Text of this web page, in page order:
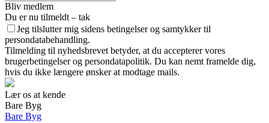
Bliv medlem
Du er nu tilmeldt – tak
Jeg tilslutter mig sidens betingelser og samtykker til
persondatabehandling.
Tilmelding til nyhedsbrevet betyder, at du accepterer vores
brugerbetingelser og persondatapolitik. Du kan nemt framelde dig,
hvis du ikke længere ønsker at modtage mails.
Lær os at kende
Bare Byg
Bare Byg